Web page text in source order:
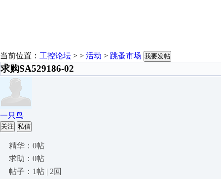
当前位置： 工控论坛 > > 活动 > 跳蚤市场 我要发帖
求购SA529186-02
一只鸟
关注 私信
精华：0帖
求助：0帖
帖子：1帖 | 2回